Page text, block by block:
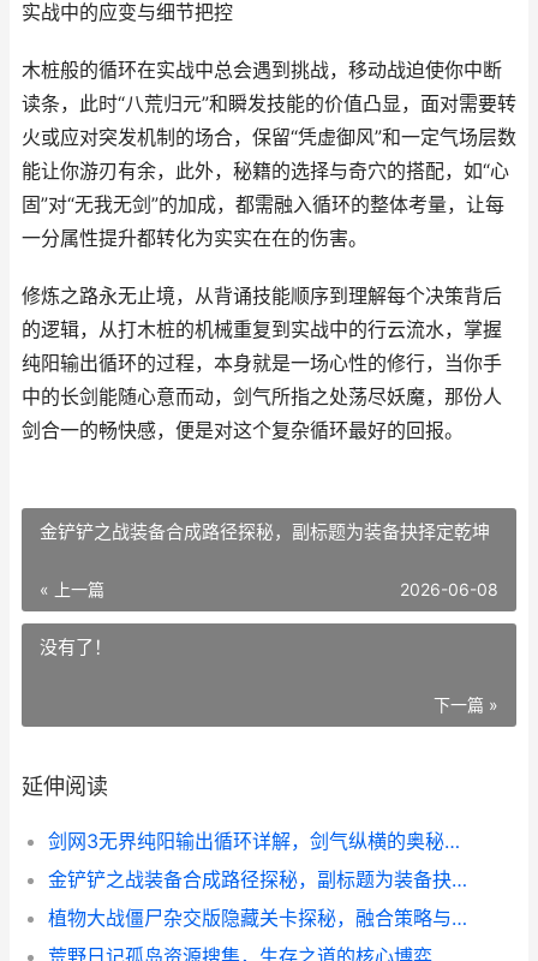
实战中的应变与细节把控
木桩般的循环在实战中总会遇到挑战，移动战迫使你中断
读条，此时“八荒归元”和瞬发技能的价值凸显，面对需要转
火或应对突发机制的场合，保留“凭虚御风”和一定气场层数
能让你游刃有余，此外，秘籍的选择与奇穴的搭配，如“心
固”对“无我无剑”的加成，都需融入循环的整体考量，让每
一分属性提升都转化为实实在在的伤害。
修炼之路永无止境，从背诵技能顺序到理解每个决策背后
的逻辑，从打木桩的机械重复到实战中的行云流水，掌握
纯阳输出循环的过程，本身就是一场心性的修行，当你手
中的长剑能随心意而动，剑气所指之处荡尽妖魔，那份人
剑合一的畅快感，便是对这个复杂循环最好的回报。
金铲铲之战装备合成路径探秘，副标题为装备抉择定乾坤
« 上一篇 2026-06-08
没有了！
下一篇 »
延伸阅读
剑网3无界纯阳输出循环详解，剑气纵横的奥秘与节奏
金铲铲之战装备合成路径探秘，副标题为装备抉择定乾坤
植物大战僵尸杂交版隐藏关卡探秘，融合策略与彩蛋的终极挑战
荒野日记孤岛资源搜集，生存之道的核心博弈